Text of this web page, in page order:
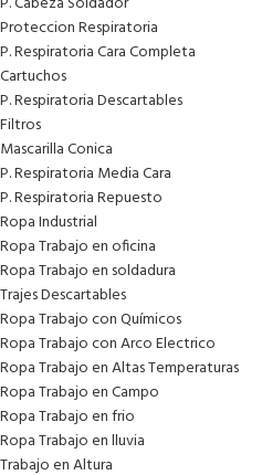
Proteccion Respiratoria
P. Respiratoria Cara Completa
Cartuchos
P. Respiratoria Descartables
Filtros
Mascarilla Conica
P. Respiratoria Media Cara
P. Respiratoria Repuesto
Ropa Industrial
Ropa Trabajo en oficina
Ropa Trabajo en soldadura
Trajes Descartables
Ropa Trabajo con Químicos
Ropa Trabajo con Arco Electrico
Ropa Trabajo en Altas Temperaturas
Ropa Trabajo en Campo
Ropa Trabajo en frio
Ropa Trabajo en lluvia
Trabajo en Altura